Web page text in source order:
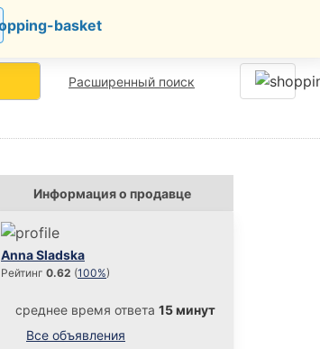
+ добавить
Расширенный поиск
Информация о продавце
Anna Sladska
Рейтинг 0.62 (100%)
среднее время ответа 15 минут
Все объявления